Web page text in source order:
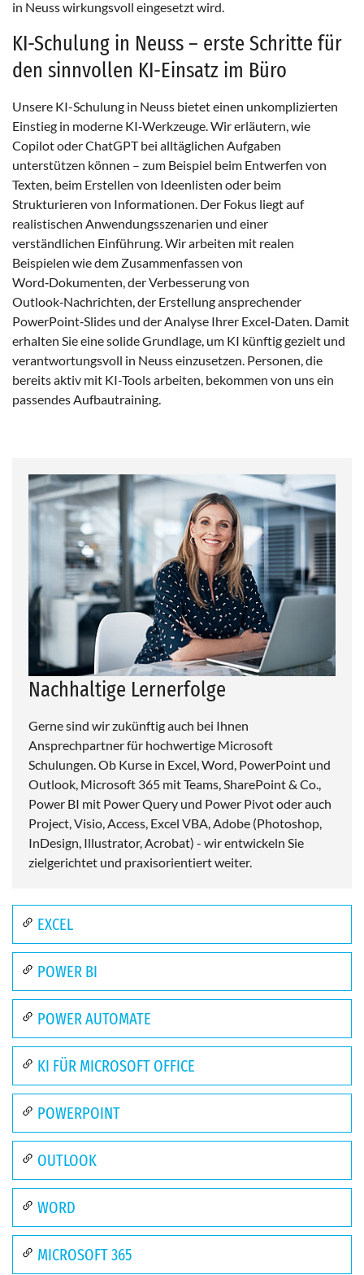
in Neuss wirkungsvoll eingesetzt wird.
KI-Schulung in Neuss – erste Schritte für
den sinnvollen KI-Einsatz im Büro
Unsere KI-Schulung in Neuss bietet einen unkomplizierten
Einstieg in moderne KI‑Werkzeuge. Wir erläutern, wie
Copilot oder ChatGPT bei alltäglichen Aufgaben
unterstützen können – zum Beispiel beim Entwerfen von
Texten, beim Erstellen von Ideenlisten oder beim
Strukturieren von Informationen. Der Fokus liegt auf
realistischen Anwendungsszenarien und einer
verständlichen Einführung. Wir arbeiten mit realen
Beispielen wie dem Zusammenfassen von
Word‑Dokumenten, der Verbesserung von
Outlook‑Nachrichten, der Erstellung ansprechender
PowerPoint‑Slides und der Analyse Ihrer Excel‑Daten. Damit
erhalten Sie eine solide Grundlage, um KI künftig gezielt und
verantwortungsvoll in Neuss einzusetzen. Personen, die
bereits aktiv mit KI-Tools arbeiten, bekommen von uns ein
passendes Aufbautraining.
Nachhaltige Lernerfolge
Gerne sind wir zukünftig auch bei Ihnen
Ansprechpartner für hochwertige Microsoft
Schulungen. Ob Kurse in Excel, Word, PowerPoint und
Outlook, Microsoft 365 mit Teams, SharePoint & Co.,
Power BI mit Power Query und Power Pivot oder auch
Project, Visio, Access, Excel VBA, Adobe (Photoshop,
InDesign, Illustrator, Acrobat) - wir entwickeln Sie
zielgerichtet und praxisorientiert weiter.
EXCEL
POWER BI
POWER AUTOMATE
KI FÜR MICROSOFT OFFICE
POWERPOINT
OUTLOOK
WORD
MICROSOFT 365